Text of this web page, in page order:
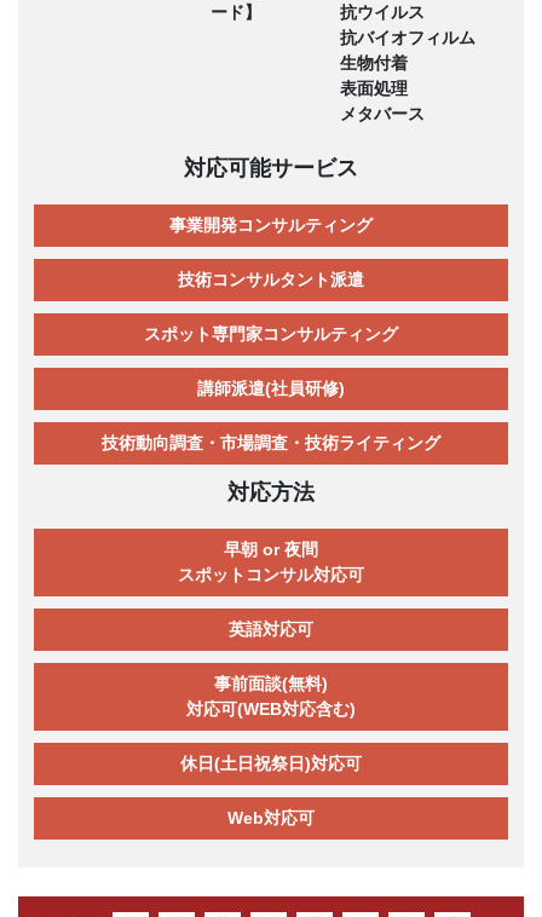
ード】
抗ウイルス
抗バイオフィルム
生物付着
表面処理
メタバース
対応可能サービス
事業開発コンサルティング
技術コンサルタント派遣
スポット専門家コンサルティング
講師派遣(社員研修)
技術動向調査・市場調査・技術ライティング
対応方法
早朝 or 夜間
スポットコンサル対応可
英語対応可
事前面談(無料)
対応可(WEB対応含む)
休日(土日祝祭日)対応可
Web対応可